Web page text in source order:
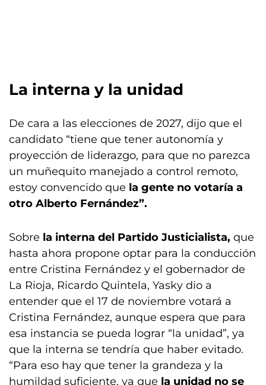
La interna y la unidad
De cara a las elecciones de 2027, dijo que el
candidato “tiene que tener autonomía y
proyección de liderazgo, para que no parezca
un muñequito manejado a control remoto,
estoy convencido que la gente no votaría a
otro Alberto Fernández”.
Sobre la interna del Partido Justicialista, que
hasta ahora propone optar para la conducción
entre Cristina Fernández y el gobernador de
La Rioja, Ricardo Quintela, Yasky dio a
entender que el 17 de noviembre votará a
Cristina Fernández, aunque espera que para
esa instancia se pueda lograr “la unidad”, ya
que la interna se tendría que haber evitado.
“Para eso hay que tener la grandeza y la
humildad suficiente, ya que la unidad no se